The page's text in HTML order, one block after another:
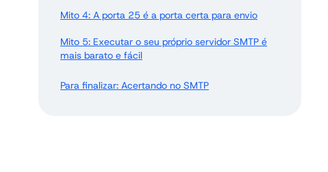
Mito 4: A porta 25 é a porta certa para envio
Mito 5: Executar o seu próprio servidor SMTP é
mais barato e fácil
Para finalizar: Acertando no SMTP